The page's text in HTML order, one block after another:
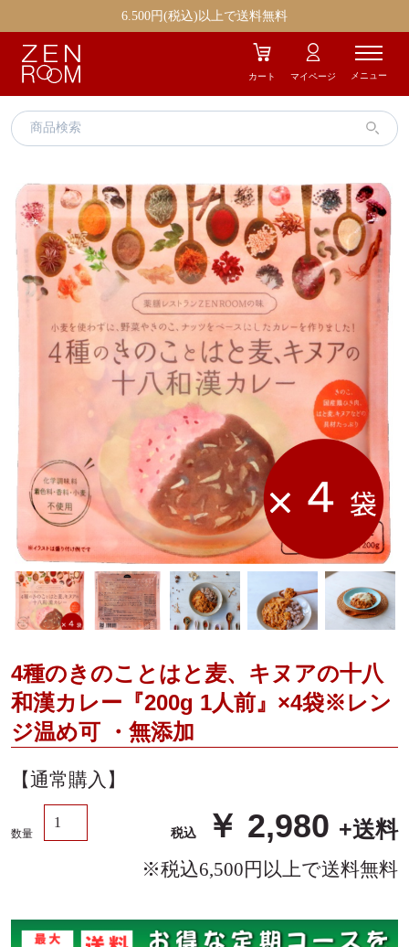
4種のきのことはと麦、キヌアの十八
和漢カレー『200g 1人前』×4袋※レン
ジ温め可 ・無添加
税込 ￥ 2,980
数量
6.500円(税込)以上で送料無料
カート マイページ メニュー
エイジングケア ストレス
むくみ 冷え
疲労 美容
肌トラブル
ギフト商品
ZENROOMとは お知らせ
薬膳レシピ メディア掲載
薬膳・和漢の基本 ご利用ガイド
お問合せ
通販のQ&A